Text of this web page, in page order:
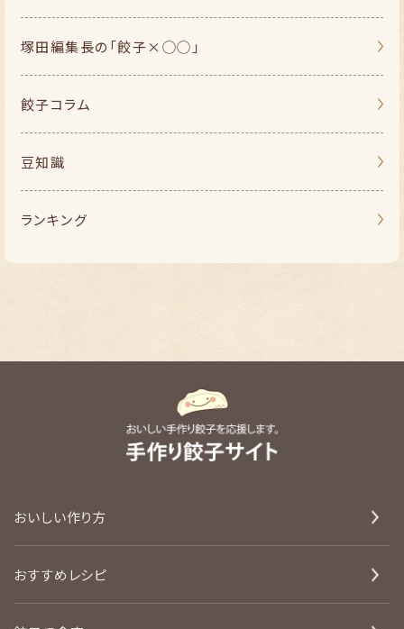
塚田編集長の 「餃子×◯◯」
餃子コラム
豆知識
ランキング
おいしい作り方
おすすめレシピ